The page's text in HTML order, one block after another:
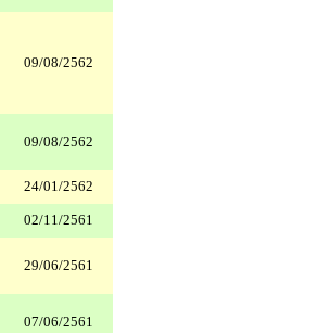
09/08/2562
09/08/2562
24/01/2562
02/11/2561
29/06/2561
07/06/2561